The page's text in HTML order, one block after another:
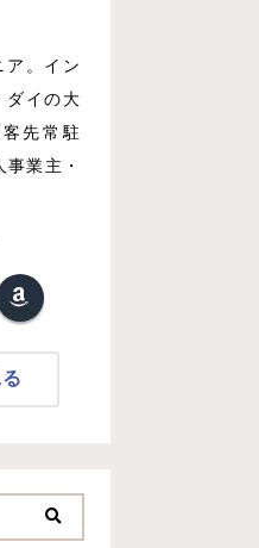
。イン
ダイの大
先常駐
業主・